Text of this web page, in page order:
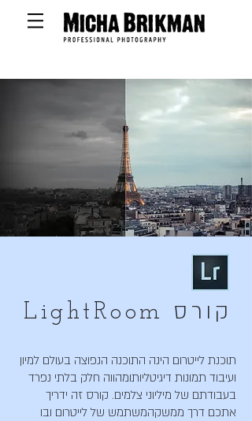
​תוכנת לייטרום הינה התוכנה הנפוצה בעולם למיון
ועיבוד תמונות דיגיטליותומהווה חלק בלתי נפרד
בעבודתם של מיליוני צלמים. קורס זה ידריך
אתכם דרך ממשקהמשתמש של לייטרום ובו
קורס